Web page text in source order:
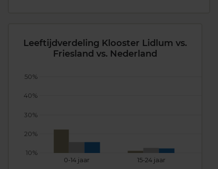
Leeftijdverdeling Klooster Lidlum vs.
Friesland vs. Nederland
0-14 jaar 15-24 jaar
10%
20%
30%
40%
50%